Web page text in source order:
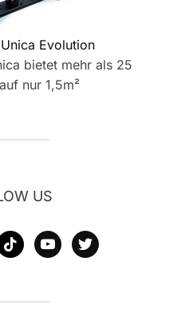
Evolution
bietet mehr als 25
nur 1,5m²
US
youtubetwitter